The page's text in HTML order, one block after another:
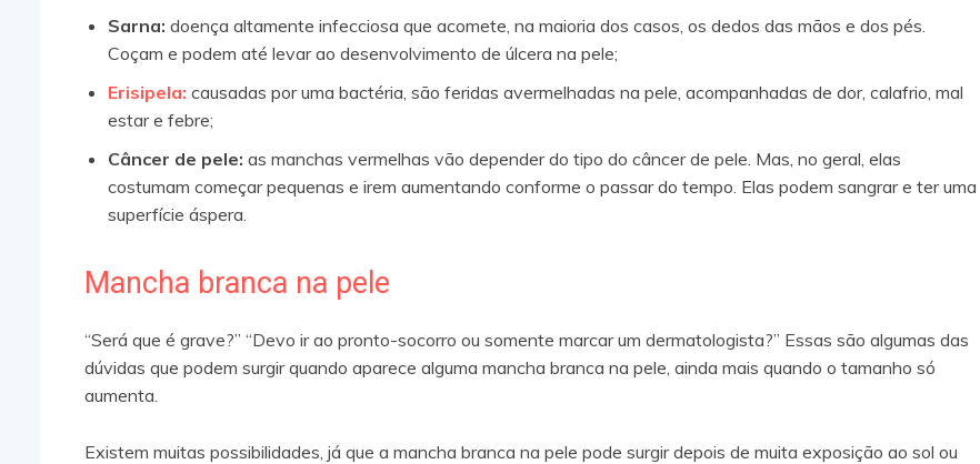
Sarna: doença altamente infecciosa que acomete, na maioria dos casos, os dedos das mãos e dos pés.
Coçam e podem até levar ao desenvolvimento de úlcera na pele;
Erisipela: causadas por uma bactéria, são feridas avermelhadas na pele, acompanhadas de dor, calafrio, mal
estar e febre;
Câncer de pele: as manchas vermelhas vão depender do tipo do câncer de pele. Mas, no geral, elas
costumam começar pequenas e irem aumentando conforme o passar do tempo. Elas podem sangrar e ter uma
superfície áspera.
Mancha branca na pele
“Será que é grave?” “Devo ir ao pronto-socorro ou somente marcar um dermatologista?” Essas são algumas das
dúvidas que podem surgir quando aparece alguma mancha branca na pele, ainda mais quando o tamanho só
aumenta.
Existem muitas possibilidades, já que a mancha branca na pele pode surgir depois de muita exposição ao sol ou